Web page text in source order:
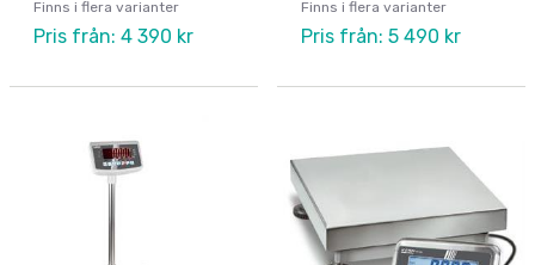
Finns i flera varianter
Pris från: 4 390 kr
Finns i flera varianter
Pris från: 5 490 kr